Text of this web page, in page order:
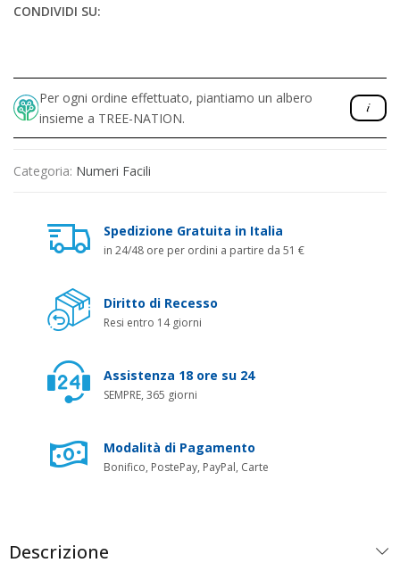
CONDIVIDI SU:
Per ogni ordine effettuato, piantiamo un albero
insieme a TREE-NATION.
Categoria: Numeri Facili
Spedizione Gratuita in Italia
in 24/48 ore per ordini a partire da 51 €
Diritto di Recesso
Resi entro 14 giorni
Assistenza 18 ore su 24
SEMPRE, 365 giorni
Modalità di Pagamento
Bonifico, PostePay, PayPal, Carte
Descrizione